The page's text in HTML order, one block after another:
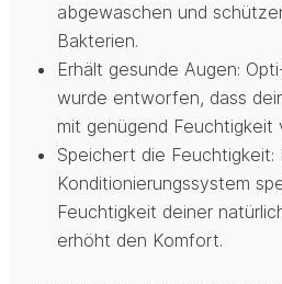
abgewaschen und
Bakterien.
Erhält gesunde Augen:
wurde entworfen, dass
mit genügend Feuchtigkeit
Speichert die Feuchtigkeit:
Konditionierungssystem
Feuchtigkeit deiner
erhöht den Komfort.